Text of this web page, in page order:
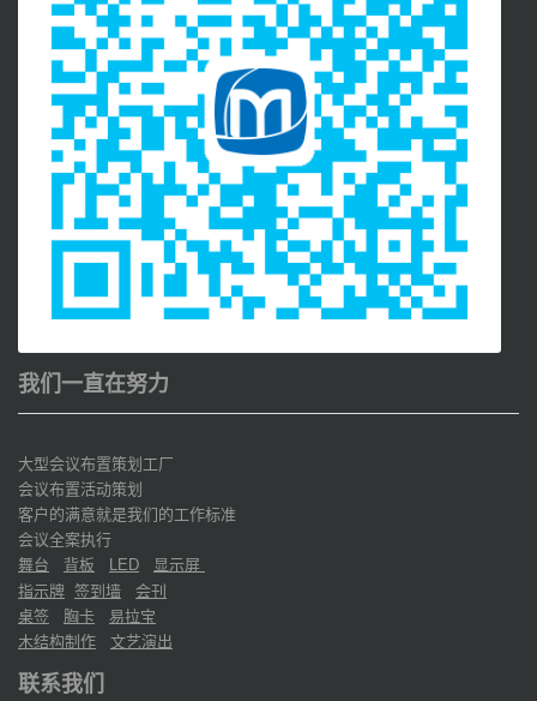
我们一直在努力
大型会议布置策划工厂
会议布置活动策划
客户的满意就是我们的工作标准
会议全案执行
舞台
背板 LED
显示屏
指示牌 签到墙
会刊
桌签
胸卡
易拉宝
木结构制作
文艺演出
联系我们